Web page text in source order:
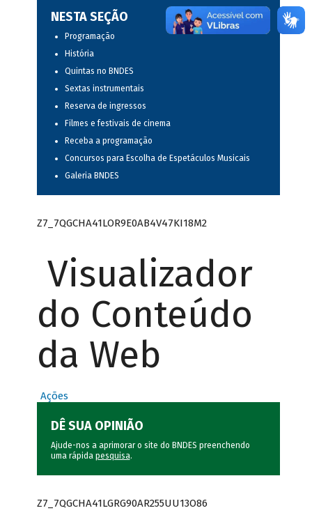
NESTA SEÇÃO
Programação
História
Quintas no BNDES
Sextas instrumentais
Reserva de ingressos
Filmes e festivais de cinema
Receba a programação
Concursos para Escolha de Espetáculos Musicais
Galeria BNDES
Z7_7QGCHA41LOR9E0AB4V47KI18M2
Visualizador
do Conteúdo
da Web
Ações
DÊ SUA OPINIÃO
Ajude-nos a aprimorar o site do BNDES preenchendo
uma rápida pesquisa.
Z7_7QGCHA41LGRG90AR255UU13O86